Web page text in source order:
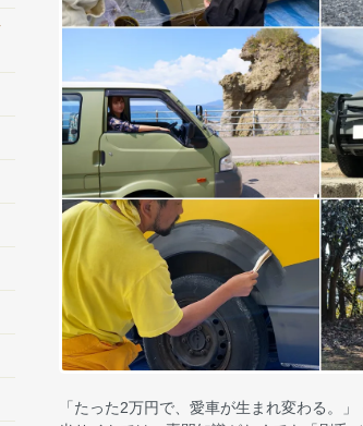
「たった2万円で、愛車が生まれ変わる。